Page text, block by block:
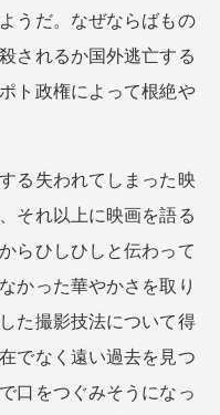
うだ。なぜならばもの
されるか国外逃亡する
ト政権によって根絶や
る失われてしまった映
それ以上に映画を語る
らひしひしと伝わって
かった華やかさを取り
た撮影技法について得
でなく遠い過去を見つ
口をつぐみそうになっ